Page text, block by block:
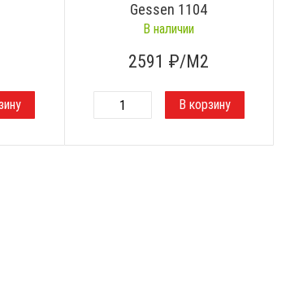
Gessen 1104
В наличии
2591 ₽/М2